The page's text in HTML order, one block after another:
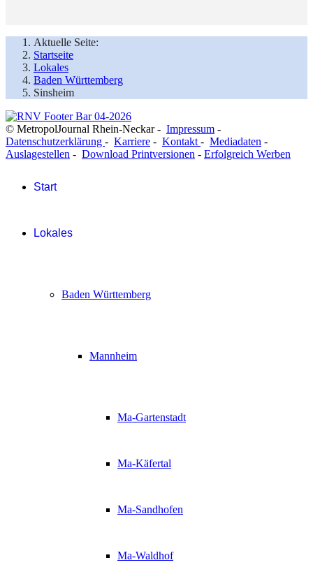
Aktuelle Seite:
Startseite
Lokales
Baden Württemberg
Sinsheim
© MetropolJournal Rhein-Neckar - Impressum -
Datenschutzerklärung - Karriere - Kontakt - Mediadaten -
Auslagestellen - Download Printversionen - Erfolgreich Werben
Start
Lokales
Baden Württemberg
Mannheim
Ma-Gartenstadt
Ma-Käfertal
Ma-Sandhofen
Ma-Waldhof